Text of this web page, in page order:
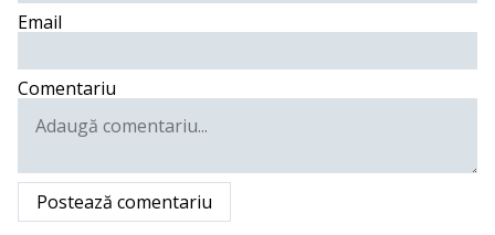
Email
Comentariu
Postează comentariu